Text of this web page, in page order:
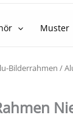
Muster
Bilderrahmen /